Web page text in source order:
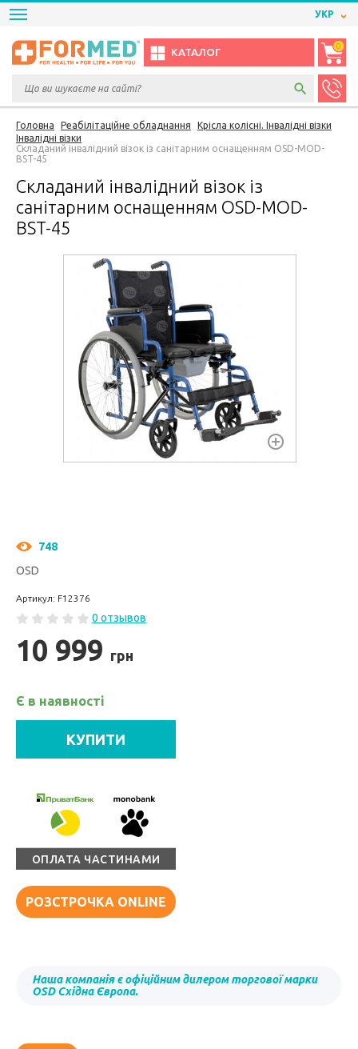
УКР
КАТАЛОГ
0
Головна Реабілітаційне обладнання
Крісла колісні. Інвалідні візки
Інвалідні візки
Складаний інвалідний візок із санітарним оснащенням OSD-MOD-
BST-45
Складаний інвалідний візок із
санітарним оснащенням OSD-MOD-
BST-45
748
OSD
Артикул: F12376
0 отзывов
10 999 грн
Є в наявності
КУПИТИ
ОПЛАТА ЧАСТИНАМИ
РОЗСТРОЧКА ONLINE
Наша компанія є офіційним дилером торгової марки
OSD Східна Європа.